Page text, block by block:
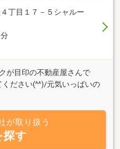
丁目１７－５シャルー
が目印の不動産屋さんで
ださい(^^)/元気いっぱいの
が取り扱う
探す